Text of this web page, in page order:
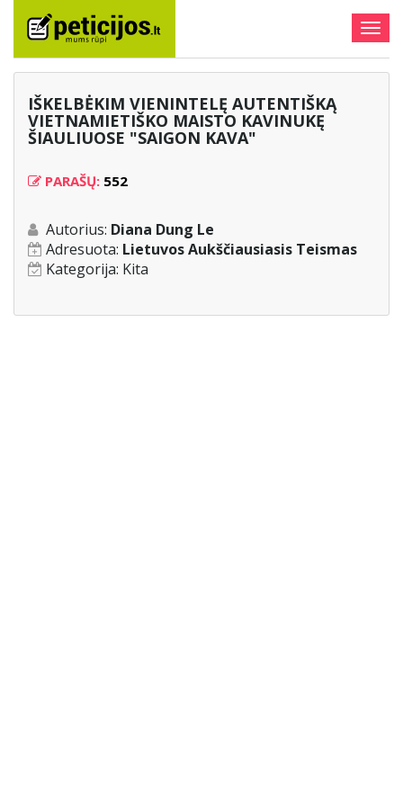
IŠKELBĖKIM VIENINTELĘ AUTENTIŠKĄ
VIETNAMIETIŠKO MAISTO KAVINUKĘ
ŠIAULIUOSE "SAIGON KAVA"
PARAŠŲ: 552
Autorius: Diana Dung Le
Adresuota: Lietuvos Aukščiausiasis Teismas
Kategorija: Kita